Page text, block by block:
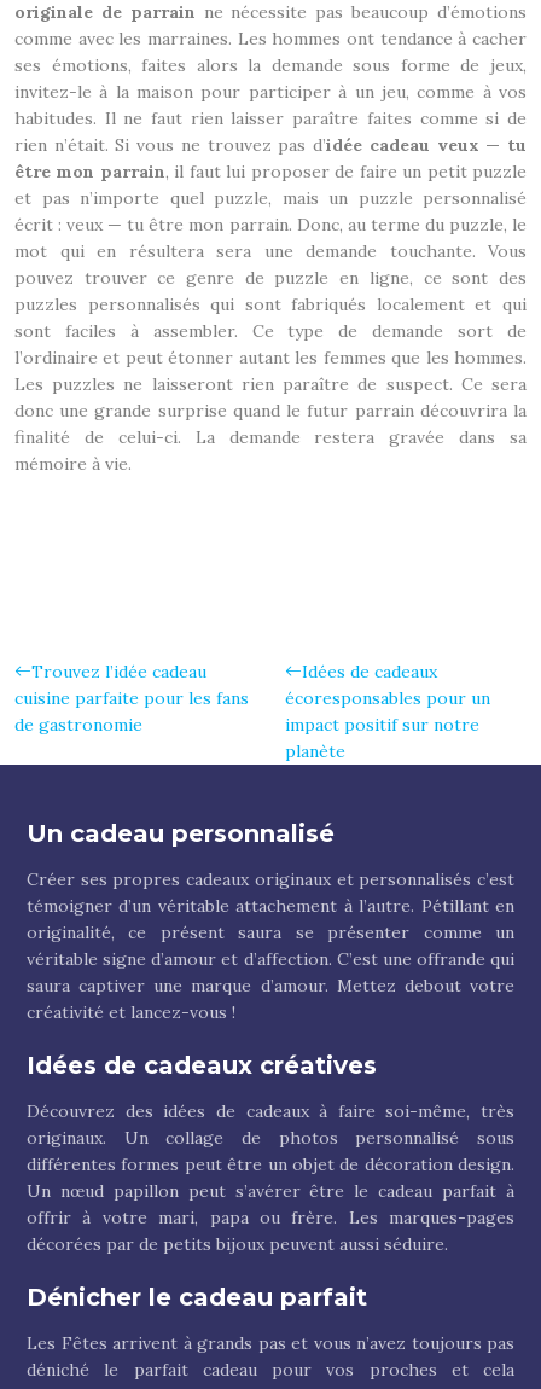
originale de parrain ne nécessite pas beaucoup d’émotions
comme avec les marraines. Les hommes ont tendance à cacher
ses émotions, faites alors la demande sous forme de jeux,
invitez-le à la maison pour participer à un jeu, comme à vos
habitudes. Il ne faut rien laisser paraître faites comme si de
rien n’était. Si vous ne trouvez pas d’idée cadeau veux — tu
être mon parrain, il faut lui proposer de faire un petit puzzle
et pas n’importe quel puzzle, mais un puzzle personnalisé
écrit : veux — tu être mon parrain. Donc, au terme du puzzle, le
mot qui en résultera sera une demande touchante. Vous
pouvez trouver ce genre de puzzle en ligne, ce sont des
puzzles personnalisés qui sont fabriqués localement et qui
sont faciles à assembler. Ce type de demande sort de
l’ordinaire et peut étonner autant les femmes que les hommes.
Les puzzles ne laisseront rien paraître de suspect. Ce sera
donc une grande surprise quand le futur parrain découvrira la
finalité de celui-ci. La demande restera gravée dans sa
mémoire à vie.
Trouvez l’idée cadeau
cuisine parfaite pour les fans
de gastronomie
Idées de cadeaux
écoresponsables pour un
impact positif sur notre
planète
Un cadeau personnalisé
Créer ses propres cadeaux originaux et personnalisés c’est
témoigner d’un véritable attachement à l’autre. Pétillant en
originalité, ce présent saura se présenter comme un
véritable signe d’amour et d’affection. C’est une offrande qui
saura captiver une marque d’amour. Mettez debout votre
créativité et lancez-vous !
Idées de cadeaux créatives
Découvrez des idées de cadeaux à faire soi-même, très
originaux. Un collage de photos personnalisé sous
différentes formes peut être un objet de décoration design.
Un nœud papillon peut s’avérer être le cadeau parfait à
offrir à votre mari, papa ou frère. Les marques-pages
décorées par de petits bijoux peuvent aussi séduire.
Dénicher le cadeau parfait
Les Fêtes arrivent à grands pas et vous n’avez toujours pas
déniché le parfait cadeau pour vos proches et cela